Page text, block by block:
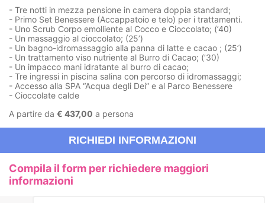
- Tre notti in mezza pensione in camera doppia standard;
- Primo Set Benessere (Accappatoio e telo) per i trattamenti.
- Uno Scrub Corpo emolliente al Cocco e Cioccolato; (’40)
- Un massaggio al cioccolato; (25’)
- Un bagno-idromassaggio alla panna di latte e cacao ; (25’)
- Un trattamento viso nutriente al Burro di Cacao; (’30)
- Un impacco mani idratante al burro di cacao;
- Tre ingressi in piscina salina con percorso di idromassaggi;
- Accesso alla SPA “Acqua degli Dei” e al Parco Benessere
- Cioccolate calde
A partire da € 437,00 a persona
RICHIEDI INFORMAZIONI
Compila il form per richiedere maggiori
informazioni